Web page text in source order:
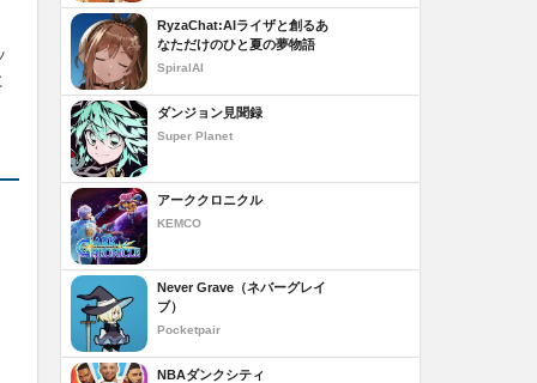
RyzaChat:AIライザと創るあ
なただけのひと夏の夢物語
SpiralAI
ダンジョン見聞録
Super Planet
アーククロニクル
KEMCO
Never Grave（ネバーグレイ
ブ）
Pocketpair
NBAダンクシティ